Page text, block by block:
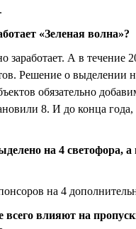
«Зеленая волна»?
заработает. А в течение
Решение о выделении
обязательно
8. И до конца
на 4 светофора,
на 4
влияют на